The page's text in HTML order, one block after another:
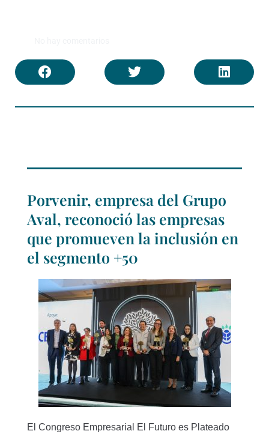
Porvenir, empresa del Grupo
Aval, reconoció las empresas
que promueven la inclusión en
el segmento +50
El Congreso Empresarial El Futuro es Plateado